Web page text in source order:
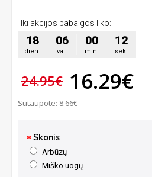
Iki akcijos pabaigos liko:
18
dien.
06
val.
00
min.
12
sek.
24.95€ 16.29€
Sutaupote: 8.66€
Skonis
Arbūzų
Miško uogų